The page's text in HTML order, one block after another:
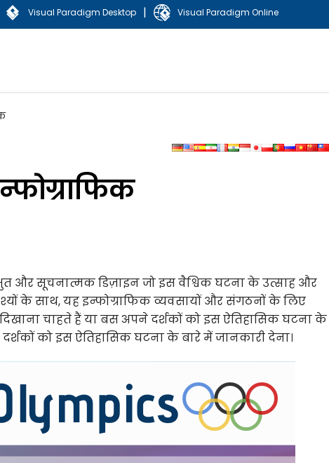
Visual Paradigm Desktop | Visual Paradigm Online
और सूचनात्मक डिज़ाइन जो इस वैश्विक घटना के उत्साह और
के साथ, यह इन्फोग्राफिक व्यवसायों और संगठनों के लिए
चाहते हैं या बस अपने दर्शकों को इस ऐतिहासिक घटना के
को इस ऐतिहासिक घटना के बारे में जानकारी देना।